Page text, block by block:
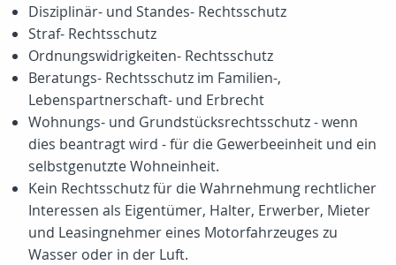
Disziplinär- und Standes- Rechtsschutz
Straf- Rechtsschutz
Ordnungswidrigkeiten- Rechtsschutz
Beratungs- Rechtsschutz im Familien-,
Lebenspartnerschaft- und Erbrecht
Wohnungs- und Grundstücksrechtsschutz - wenn
dies beantragt wird - für die Gewerbeeinheit und ein
selbstgenutzte Wohneinheit.
Kein Rechtsschutz für die Wahrnehmung rechtlicher
Interessen als Eigentümer, Halter, Erwerber, Mieter
und Leasingnehmer eines Motorfahrzeuges zu
Wasser oder in der Luft.